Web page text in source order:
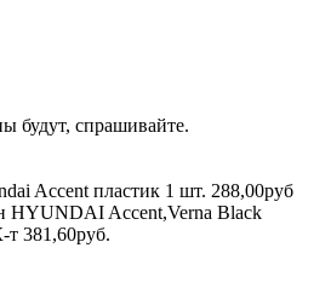
будут, спрашивайте.
Accent пластик 1 шт. 288,00руб
HYUNDAI Accent,Verna Black
381,60руб.